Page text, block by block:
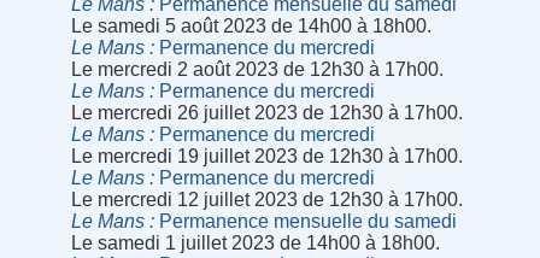
Le samedi 5 août 2023 de 14h00 à 18h00.
Le Mans
Permanence du mercredi
Le mercredi 2 août 2023 de 12h30 à 17h00.
Le Mans
Permanence du mercredi
Le mercredi 26 juillet 2023 de 12h30 à 17h00.
Le Mans
Permanence du mercredi
Le mercredi 19 juillet 2023 de 12h30 à 17h00.
Le Mans
Permanence du mercredi
Le mercredi 12 juillet 2023 de 12h30 à 17h00.
Le Mans
Permanence mensuelle du samedi
Le samedi 1 juillet 2023 de 14h00 à 18h00.